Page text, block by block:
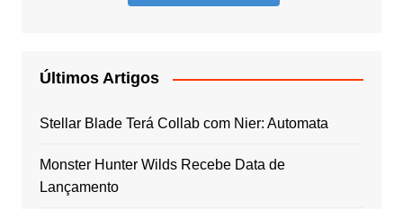
Últimos Artigos
Stellar Blade Terá Collab com Nier: Automata
Monster Hunter Wilds Recebe Data de
Lançamento